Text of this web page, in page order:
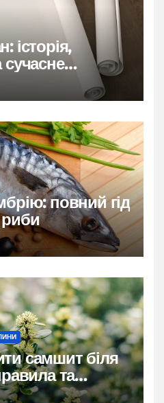
історія,
сучасне
повний гід
риби
самшит біля
та